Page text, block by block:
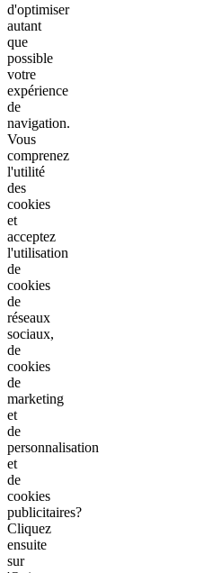
d'optimiser
autant
que
possible
votre
expérience
de
navigation.
Vous
comprenez
l'utilité
des
cookies
et
acceptez
l'utilisation
de
cookies
de
réseaux
sociaux,
de
cookies
de
marketing
et
de
personnalisation
et
de
cookies
publicitaires?
Cliquez
ensuite
sur